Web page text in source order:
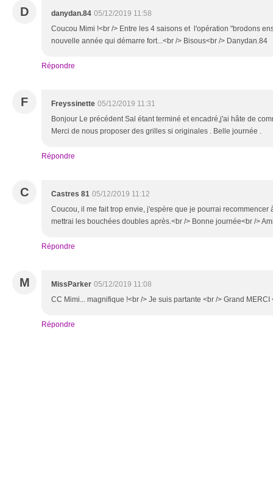
D danydan.84 05/12/2019 11:58
Coucou Mimi !<br /> Entre les 4 saisons et l'opération "brodons
nouvelle année qui démarre fort...<br /> Bisous<br /> Danydan.84
Répondre
F Freyssinette 05/12/2019 11:31
Bonjour Le précédent Sal étant terminé et encadré,j'ai hâte de
Merci de nous proposer des grilles si originales . Belle journée .
Répondre
C Castres 81 05/12/2019 11:12
Coucou, il me fait trop envie, j'espère que je pourrai recommencer
mettrai les bouchées doubles après.<br /> Bonne journée<br />
Répondre
M MissParker 05/12/2019 11:08
CC Mimi... magnifique !<br /> Je suis partante <br /> Grand
Répondre